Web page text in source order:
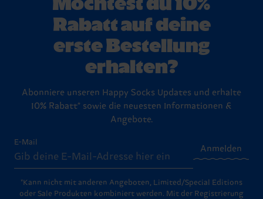
Rabatt auf deine
erste Bestellung
erhalten?
Abonniere unseren Happy Socks Updates und erhalte
10% Rabatt* sowie die neuesten Informationen &
Angebote.
E-Mail
Anmelden
*Kann nicht mit anderen Angeboten, Limited/Special Editions
oder Sale Produkten kombiniert werden. Mit der Registrierung